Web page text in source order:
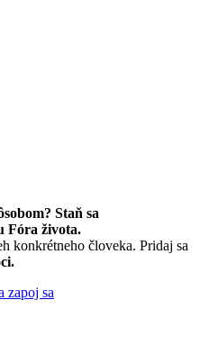
Staň sa
Fóra života.
konkrétneho človeka. Pridaj sa
zapoj sa